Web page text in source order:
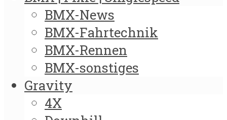
BMX-News
BMX-Fahrtechnik
BMX-Rennen
BMX-sonstiges
Gravity
4X